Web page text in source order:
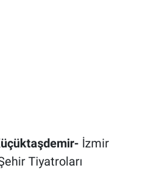
İzmir
Tiyatroları